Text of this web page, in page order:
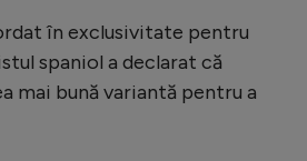
în exclusivitate pentru
spaniol a declarat că
mai bună variantă pentru a